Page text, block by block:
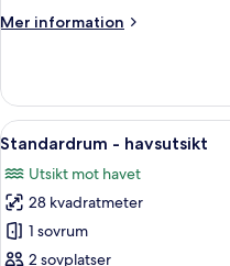
Mer information
Mer
Suite
Öppna
alla
foton
för
Standardrum
-
5
Standardrum - havsutsikt
Utsikt mot havet
28 kvadratmeter
1 sovrum
2 sovplatser